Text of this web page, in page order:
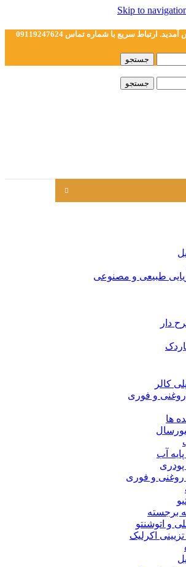
Skip to
ارتباط سریع با شماره تماس 09119247624
جستجو
جستجو
طبیعی و مصنوعی
دار
کالر
روغنی و فوری
ها
آب
و فوری
برجسته
و اتوشنتو
اکرلیک